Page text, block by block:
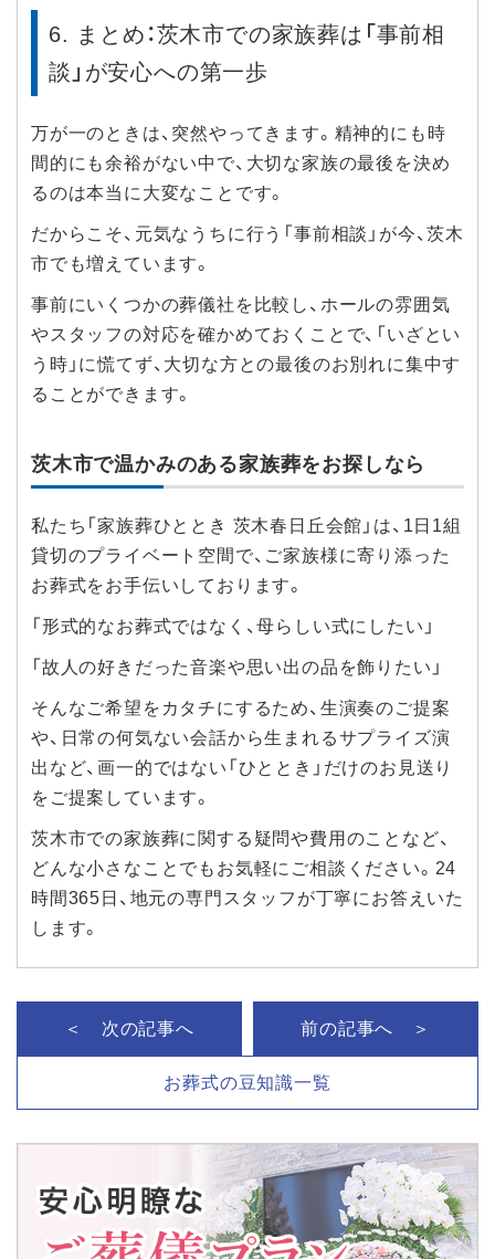
6. まとめ：茨木市での家族葬は「事前相
談」が安心への第一歩
万が一のときは、突然やってきます。精神的にも時
間的にも余裕がない中で、大切な家族の最後を決め
るのは本当に大変なことです。
だからこそ、元気なうちに行う「事前相談」が今、茨木
市でも増えています。
事前にいくつかの葬儀社を比較し、ホールの雰囲気
やスタッフの対応を確かめておくことで、「いざとい
う時」に慌てず、大切な方との最後のお別れに集中す
ることができます。
茨木市で温かみのある家族葬をお探しなら
私たち「家族葬ひととき 茨木春日丘会館」は、1日1組
貸切のプライベート空間で、ご家族様に寄り添った
お葬式をお手伝いしております。
「形式的なお葬式ではなく、母らしい式にしたい」
「故人の好きだった音楽や思い出の品を飾りたい」
そんなご希望をカタチにするため、生演奏のご提案
や、日常の何気ない会話から生まれるサプライズ演
出など、画一的ではない「ひととき」だけのお見送り
をご提案しています。
茨木市での家族葬に関する疑問や費用のことなど、
どんな小さなことでもお気軽にご相談ください。24
時間365日、地元の専門スタッフが丁寧にお答えいた
します。
＜ 次の記事へ
お葬式の豆知識一覧
前の記事へ ＞